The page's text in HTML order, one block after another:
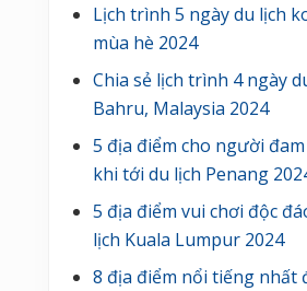
Lịch trình 5 ngày du lịch
mùa hè 2024
Chia sẻ lịch trình 4 ngày
Bahru, Malaysia 2024
5 địa điểm cho người
khi tới du lịch Penang
5 địa điểm vui chơi độc
lịch Kuala Lumpur 2024
8 địa điểm nổi tiếng nhất